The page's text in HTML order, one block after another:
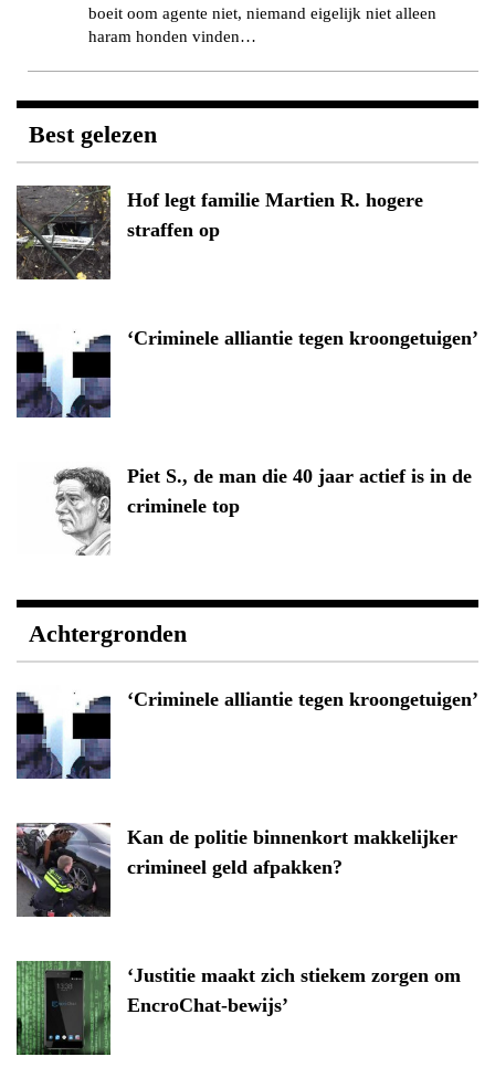
boeit oom agente niet, niemand eigelijk niet alleen
haram honden vinden…
Best gelezen
Hof legt familie Martien R. hogere
straffen op
‘Criminele alliantie tegen kroongetuigen’
Piet S., de man die 40 jaar actief is in de
criminele top
Achtergronden
‘Criminele alliantie tegen kroongetuigen’
Kan de politie binnenkort makkelijker
crimineel geld afpakken?
‘Justitie maakt zich stiekem zorgen om
EncroChat-bewijs’